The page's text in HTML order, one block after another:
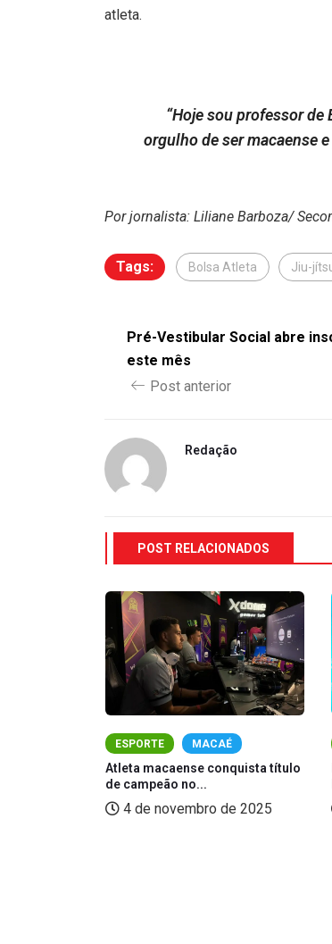
atleta.
“Hoje sou professor
orgulho de ser macaense
Por jornalista: Liliane Barboza/
Tags: Bolsa Atleta Jiu-
Pré-Vestibular Social abre
este mês
Post anterior
Redação
POST RELACIONADOS
ESPORTE MACAÉ
Atleta macaense conquista título
de campeão no...
4 de novembro de 2025